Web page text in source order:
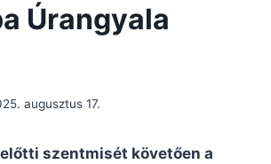
Úrangyala
augusztus 17.
szentmisét követően a